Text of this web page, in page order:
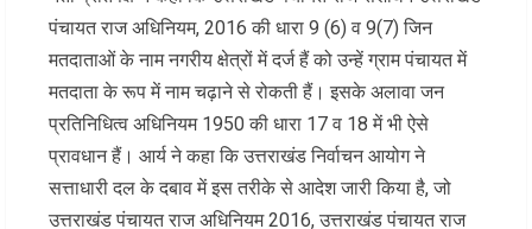
पंचायत राज अधिनियम, 2016 की धारा 9 (6) व 9(7) जिन
मतदाताओं के नाम नगरीय क्षेत्रों में दर्ज हैं को उन्हें ग्राम पंचायत में
मतदाता के रूप में नाम चढ़ाने से रोकती हैं। इसके अलावा जन
प्रतिनिधित्व अधिनियम 1950 की धारा 17 व 18 में भी ऐसे
प्रावधान हैं। आर्य ने कहा कि उत्तराखंड निर्वाचन आयोग ने
सत्ताधारी दल के दबाव में इस तरीके से आदेश जारी किया है, जो
उत्तराखंड पंचायत राज अधिनियम 2016, उत्तराखंड पंचायत राज